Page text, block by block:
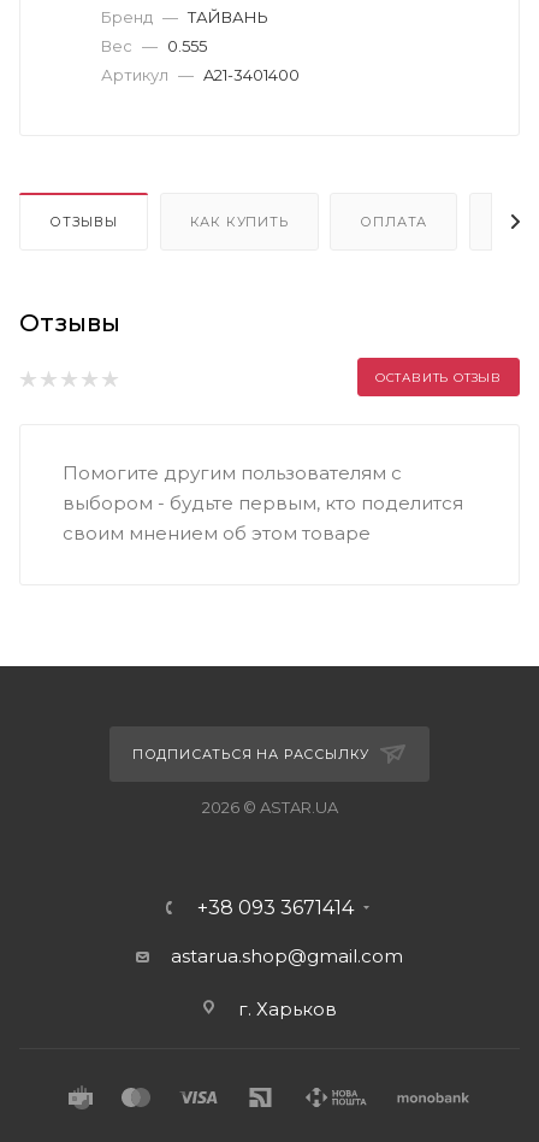
Бренд — ТАЙВАНЬ
Вес — 0.555
Артикул — A21-3401400
ОТЗЫВЫ КАК КУПИТЬ ОПЛАТА
Отзывы
ОСТАВИТЬ ОТЗЫВ
Помогите другим пользователям с
выбором - будьте первым, кто поделится
своим мнением об этом товаре
ПОДПИСАТЬСЯ НА РАССЫЛКУ
2026 © ASTAR.UA
+38 093 3671414
astarua.shop@gmail.com
г. Харьков